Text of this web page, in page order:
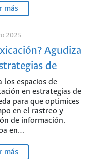
más
2025
Agudiza
de
Sede
los espacios de
en estrategias de
para que optimices
en el rastreo y
de información.
en…
más